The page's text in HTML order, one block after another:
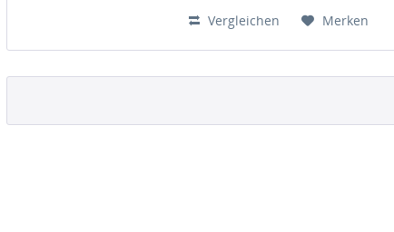
Vergleichen Merken